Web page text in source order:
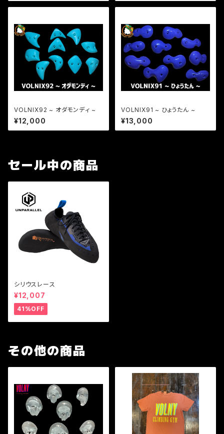
VOLNIX92 ~ オダモンディ ~
¥12,000
VOLNIX91 ~ ひょうたん ~
¥13,000
セール中の商品
シリウスレース
¥12,007
41%OFF
その他の商品